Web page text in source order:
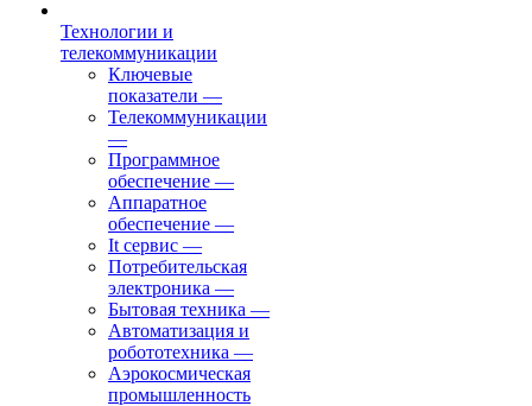
Технологии и
телекоммуникации
Ключевые
показатели —
Телекоммуникации
—
Программное
обеспечение —
Аппаратное
обеспечение —
It сервис —
Потребительская
электроника —
Бытовая техника —
Автоматизация и
робототехника —
Аэрокосмическая
промышленность